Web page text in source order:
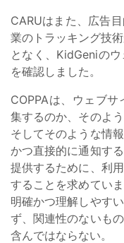
CARUはまた、広告
業のトラッキング技
となく、KidGeniの
を確認しました。
COPPAは、ウェブ
集するのか、そのよ
そしてそのような情
かつ直接的に通知す
提供するために、利
することを求めてい
明確かつ理解しやす
ず、関連性のないも
含んではならない。